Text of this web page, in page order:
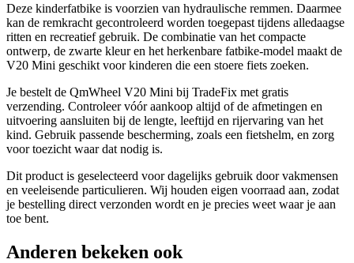
Deze kinderfatbike is voorzien van hydraulische remmen. Daarmee
kan de remkracht gecontroleerd worden toegepast tijdens alledaagse
ritten en recreatief gebruik. De combinatie van het compacte
ontwerp, de zwarte kleur en het herkenbare fatbike-model maakt de
V20 Mini geschikt voor kinderen die een stoere fiets zoeken.
Je bestelt de QmWheel V20 Mini bij TradeFix met gratis
verzending. Controleer vóór aankoop altijd of de afmetingen en
uitvoering aansluiten bij de lengte, leeftijd en rijervaring van het
kind. Gebruik passende bescherming, zoals een fietshelm, en zorg
voor toezicht waar dat nodig is.
Dit product is geselecteerd voor dagelijks gebruik door vakmensen
en veeleisende particulieren. Wij houden eigen voorraad aan, zodat
je bestelling direct verzonden wordt en je precies weet waar je aan
toe bent.
Anderen bekeken ook